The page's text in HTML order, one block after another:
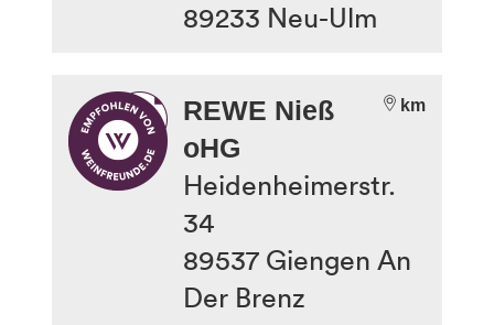
89233 Neu-Ulm
km
REWE Nieß
oHG
Heidenheimerstr.
34
89537 Giengen An
Der Brenz